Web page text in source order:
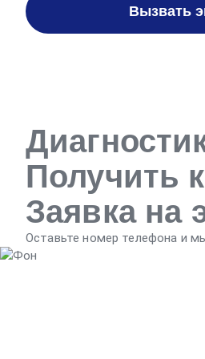
Вызвать
Получить
Заявка на
Оставьте номер телефона и